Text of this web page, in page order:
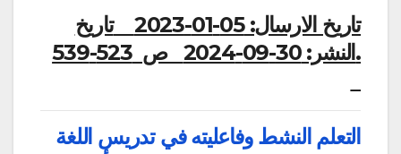
تاريخ الارسال:05-01-2023
تاريخ
النشر:30-09-2024 ص 523-539.
التعلم النشط وفاعليته في تدريس اللغة